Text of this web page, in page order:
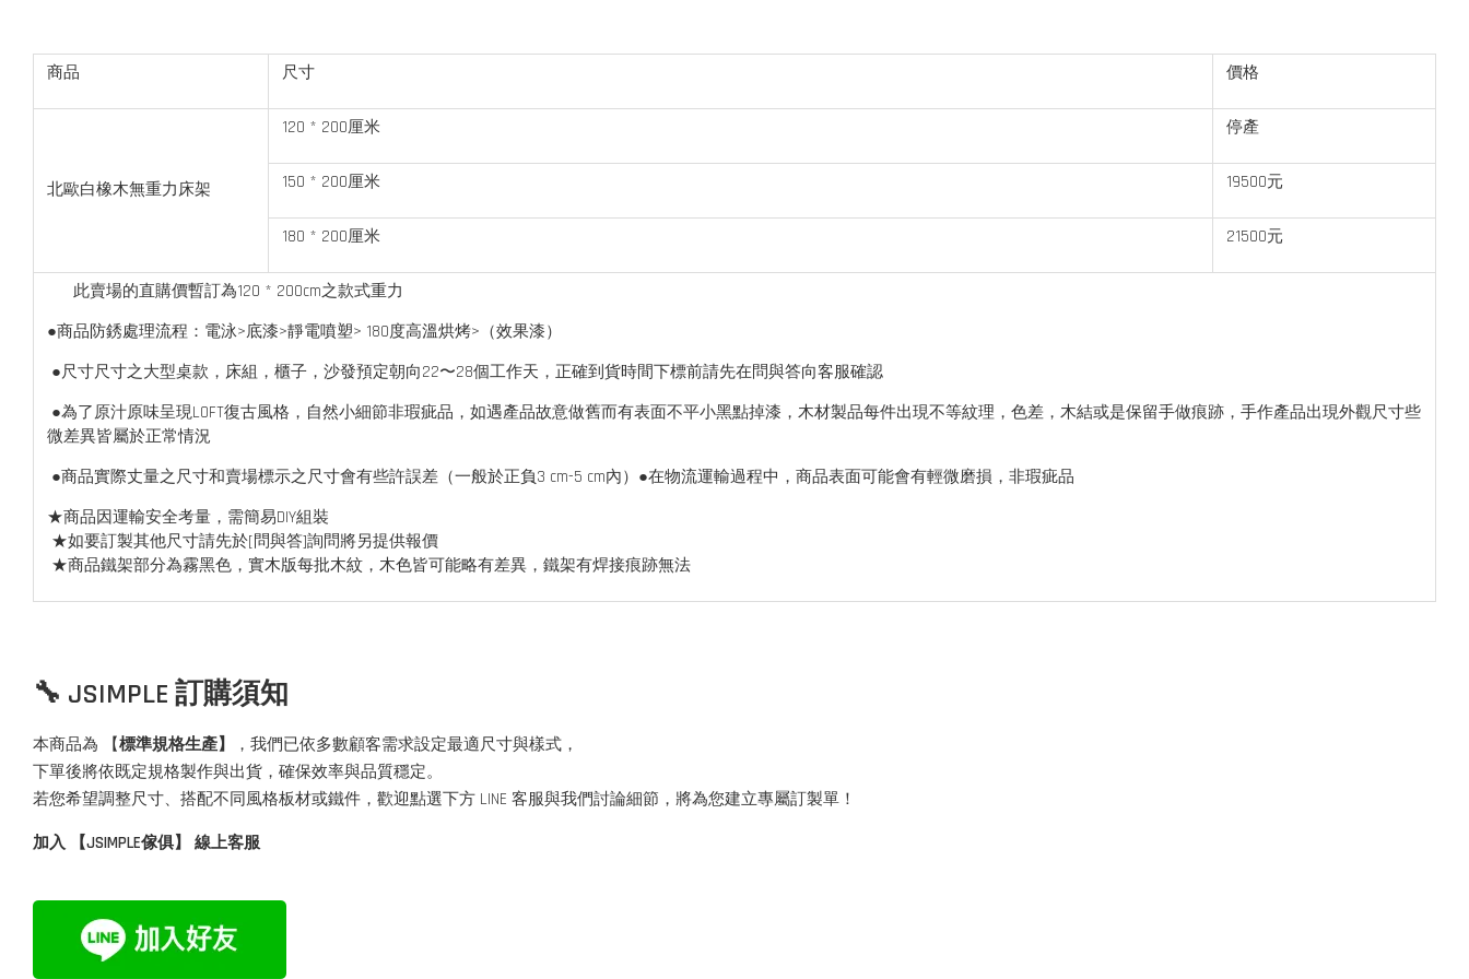
商品 尺寸 價格
北歐白橡木無重力床架
120 * 200厘米 停產
150 * 200厘米 19500元
180 * 200厘米 21500元
此賣場的直購價暫訂為120 * 200cm之款式重力
●商品防銹處理流程：電泳>底漆>靜電噴塑> 180度高溫烘烤>（效果漆）
●尺寸尺寸之大型桌款，床組，櫃子，沙發預定朝向22〜28個工作天，正確到貨時間下標前請先在問與答向客服確認
●為了原汁原味呈現LOFT復古風格，自然小細節非瑕疵品，如遇產品故意做舊而有表面不平小黑點掉漆，木材製品每件出現不等紋理，色差，木結或是保留手做痕跡，手作產品出現外觀尺寸些
微差異皆屬於正常情況
●商品實際丈量之尺寸和賣場標示之尺寸會有些許誤差（一般於正負3 cm-5 cm內）●在物流運輸過程中，商品表面可能會有輕微磨損，非瑕疵品
★商品因運輸安全考量，需簡易DIY組裝
★如要訂製其他尺寸請先於[問與答]詢問將另提供報價
★商品鐵架部分為霧黑色，實木版每批木紋，木色皆可能略有差異，鐵架有焊接痕跡無法
🔧 JSIMPLE 訂購須知
本商品為 【標準規格生產】
，我們已依多數顧客需求設定最適尺寸與樣式，
下單後將依既定規格製作與出貨，確保效率與品質穩定。
若您希望調整尺寸、搭配不同風格板材或鐵件，歡迎點選下方 LINE 客服與我們討論細節，將為您建立專屬訂製單！
加入 【JSIMPLE傢俱】 線上客服